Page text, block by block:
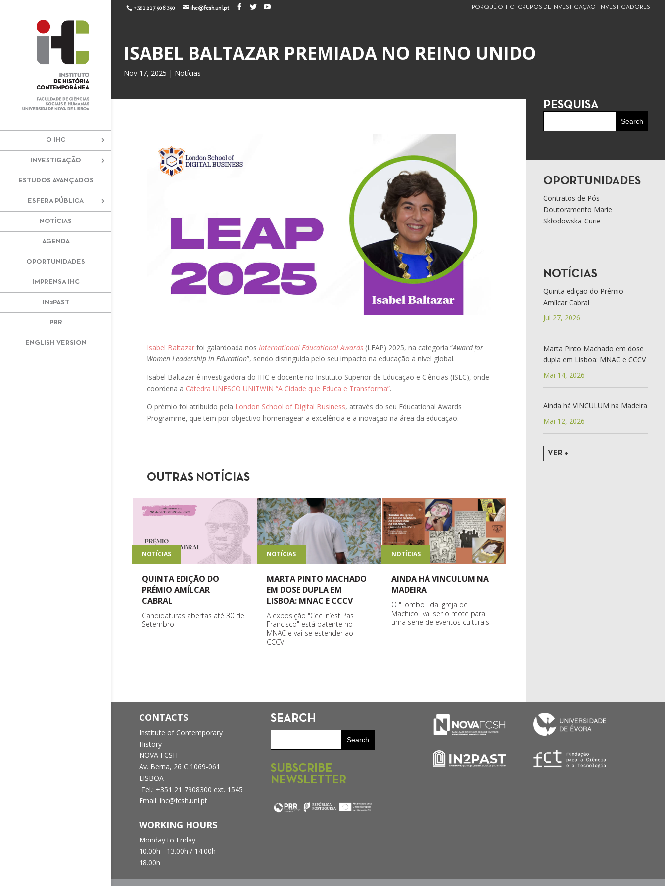
+351 217 908 390 ihc@fcsh.unl.pt PORQUÊ O IHC GRUPOS DE INVESTIGAÇÃO INVESTIGADORES
O IHC
INVESTIGAÇÃO
ESTUDOS AVANÇADOS
ESFERA PÚBLICA
NOTÍCIAS
AGENDA
OPORTUNIDADES
IMPRENSA IHC
IN2PAST
PRR
ENGLISH VERSION
ISABEL BALTAZAR PREMIADA NO REINO UNIDO
Nov 17, 2025 | Notícias
Isabel Baltazarfoi galardoada nos International Educational Awards(LEAP) 2025, na categoria “Award for
Women Leadership in Education”, sendo distinguida pelo seu impacto na educação a nível global.
Isabel Baltazar é investigadora do IHC e docente no Instituto Superior de Educação e Ciências (ISEC), onde
coordena a Cátedra UNESCO UNITWIN “A Cidade que Educa e Transforma”.
O prémio foi atribuído pela London School of Digital Business, através do seu Educational Awards
Programme, que tem por objectivo homenagear a excelência e a inovação na área da educação.
OUTRAS NOTÍCIAS
NOTÍCIAS
QUINTA EDIÇÃO DO
PRÉMIO AMÍLCAR
CABRAL
Candidaturas abertas até 30 de
Setembro
NOTÍCIAS
MARTA PINTO MACHADO
EM DOSE DUPLA EM
LISBOA: MNAC E CCCV
A exposição "Ceci n’est Pas
Francisco" está patente no
MNAC e vai-se estender ao
CCCV
NOTÍCIAS
AINDA HÁ VINCULUM NA
MADEIRA
O "Tombo I da Igreja de
Machico" vai ser o mote para
uma série de eventos culturais
PESQUISA
OPORTUNIDADES
Contratos de Pós-
Doutoramento Marie
Skłodowska-Curie
NOTÍCIAS
Quinta edição do Prémio
Amílcar Cabral
Jul 27, 2026
Marta Pinto Machado em dose
dupla em Lisboa: MNAC e CCCV
Mai 14, 2026
Ainda há VINCULUM na Madeira
Mai 12, 2026
VER +
CONTACTS
Institute of Contemporary
History
NOVA FCSH
Av. Berna, 26 C 1069-061
LISBOA
Tel.: +351 21 7908300 ext. 1545
Email: ihc@fcsh.unl.pt
WORKING HOURS
Monday to Friday
10.00h - 13.00h / 14.00h -
18.00h
SEARCH
SUBSCRIBE
NEWSLETTER